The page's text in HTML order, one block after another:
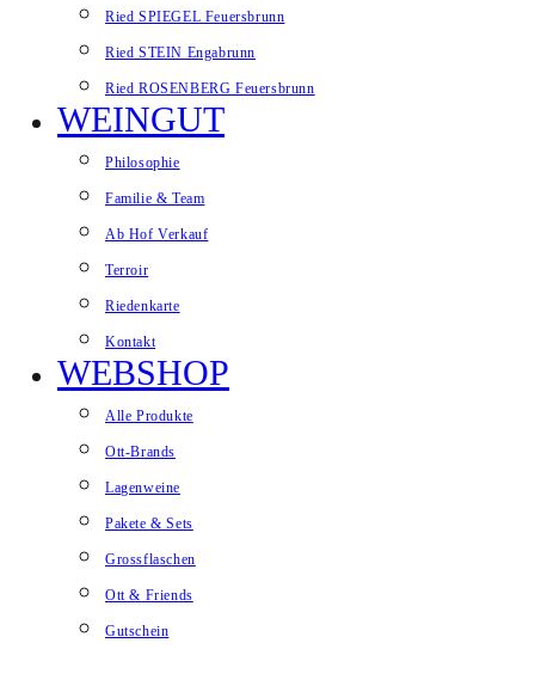
Ried SPIEGEL Feuersbrunn
Ried STEIN Engabrunn
Ried ROSENBERG Feuersbrunn
WEINGUT
Philosophie
Familie & Team
Ab Hof Verkauf
Terroir
Riedenkarte
Kontakt
WEBSHOP
Alle Produkte
Ott-Brands
Lagenweine
Pakete & Sets
Grossflaschen
Ott & Friends
Gutschein